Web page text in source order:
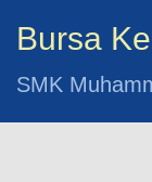
Bursa
SMK